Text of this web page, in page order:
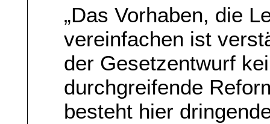
„Das Vorhaben, die
vereinfachen ist
der Gesetzentwurf
durchgreifende
besteht hier